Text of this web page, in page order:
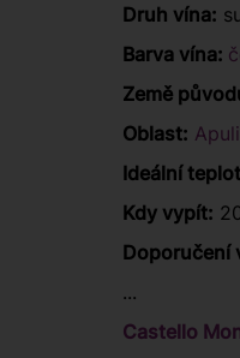
Druh vína:
Barva vína:
Země
Oblast:
Ideální
Kdy vypít:
Doporučení
...
Castello